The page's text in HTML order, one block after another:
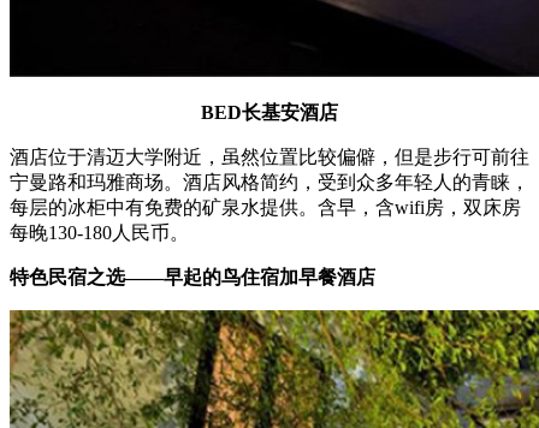
BED长基安酒店
酒店位于清迈大学附近，虽然位置比较偏僻，但是步行可前往
宁曼路和玛雅商场。酒店风格简约，受到众多年轻人的青睐，
每层的冰柜中有免费的矿泉水提供。含早，含wifi房，双床房
每晚130-180人民币。
特色民宿之选——早起的鸟住宿加早餐酒店